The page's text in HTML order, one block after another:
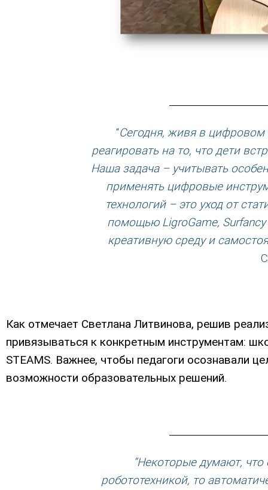
“Сегодня, живя в цифровом
реагировать на то, что дети
Наша задача – учитывать
применять цифровые
технологий – это уход от
помощью LigroGame,
креативную среду и
Как отмечает Светлана Литвинова, решив
привязываться к конкретным инструментам:
STEAMS. Важнее, чтобы педагоги осознавали
возможности образовательных решений.
“Некоторые думают,
робототехникой, то